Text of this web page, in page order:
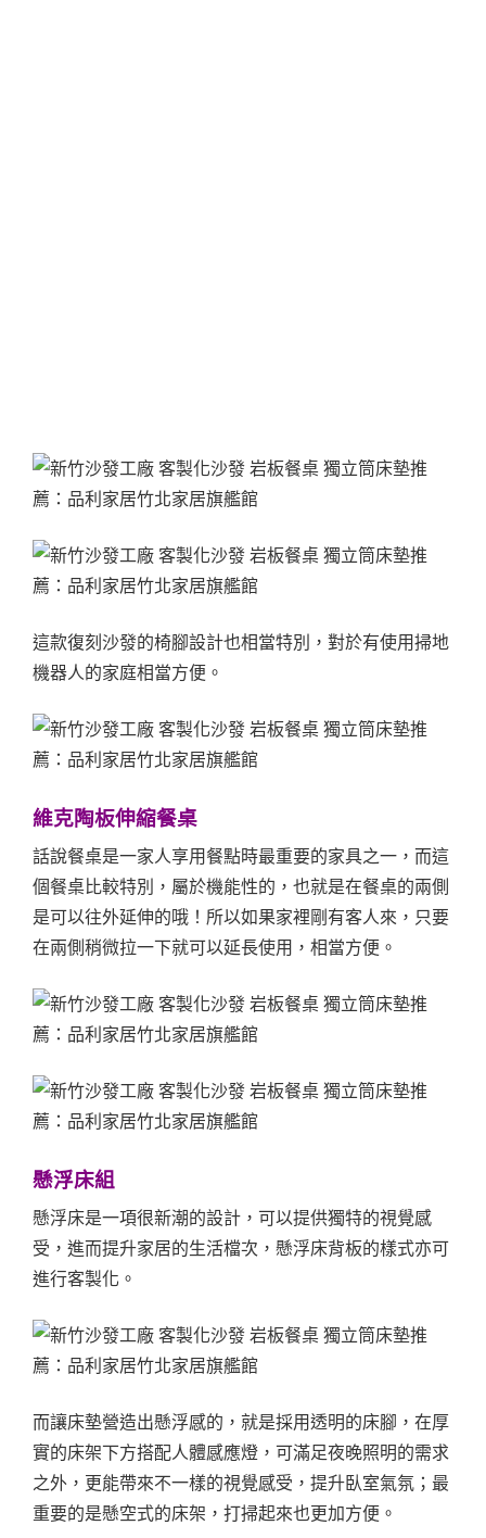
這款復刻沙發的椅腳設計也相當特別，對於有使用掃地
機器人的家庭相當方便。
維克陶板伸縮餐桌
話說餐桌是一家人享用餐點時最重要的家具之一，而這
個餐桌比較特別，屬於機能性的，也就是在餐桌的兩側
是可以往外延伸的哦！所以如果家裡剛有客人來，只要
在兩側稍微拉一下就可以延長使用，相當方便。
懸浮床組
懸浮床是一項很新潮的設計，可以提供獨特的視覺感
受，進而提升家居的生活檔次，懸浮床背板的樣式亦可
進行客製化。
而讓床墊營造出懸浮感的，就是採用透明的床腳，在厚
實的床架下方搭配人體感應燈，可滿足夜晚照明的需求
之外，更能帶來不一樣的視覺感受，提升臥室氣氛；最
重要的是懸空式的床架，打掃起來也更加方便。